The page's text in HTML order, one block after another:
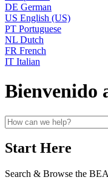
DE German
US English (US)
PT Portuguese
NL Dutch
FR French
IT Italian
Bienvenido
Start Here
Search & Browse the